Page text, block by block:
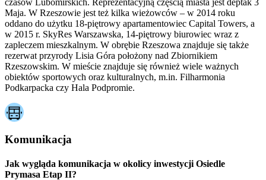
czasów Lubomirskich. Reprezentacyjną częścią miasta jest deptak 3
Maja. W Rzeszowie jest też kilka wieżowców – w 2014 roku
oddano do użytku 18-piętrowy apartamentowiec Capital Towers, a
w 2015 r. SkyRes Warszawska, 14-piętrowy biurowiec wraz z
zapleczem mieszkalnym. W obrębie Rzeszowa znajduje się także
rezerwat przyrody Lisia Góra położony nad Zbiornikiem
Rzeszowskim. W mieście znajduje się również wiele ważnych
obiektów sportowych oraz kulturalnych, m.in. Filharmonia
Podkarpacka czy Hala Podpromie.
Komunikacja
Jak wygląda komunikacja w okolicy inwestycji Osiedle
Prymasa Etap II?